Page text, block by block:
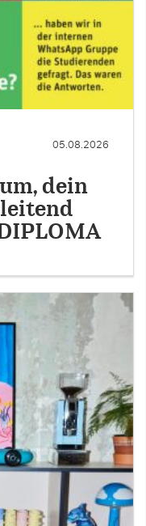
05.08.2026
dein